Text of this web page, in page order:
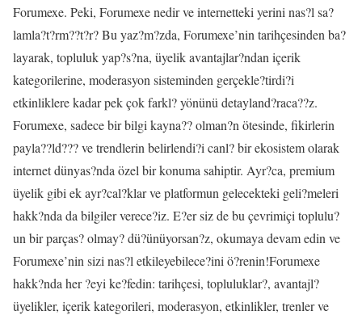
Forumexe. Peki, Forumexe nedir ve internetteki yerini nas?l sa?
lamla?t?rm??t?r? Bu yaz?m?zda, Forumexe’nin tarihçesinden ba?
layarak, topluluk yap?s?na, üyelik avantajlar?ndan içerik
kategorilerine, moderasyon sisteminden gerçekle?tirdi?i
etkinliklere kadar pek çok farkl? yönünü detayland?raca??z.
Forumexe, sadece bir bilgi kayna?? olman?n ötesinde, fikirlerin
payla??ld??? ve trendlerin belirlendi?i canl? bir ekosistem olarak
internet dünyas?nda özel bir konuma sahiptir. Ayr?ca, premium
üyelik gibi ek ayr?cal?klar ve platformun gelecekteki geli?meleri
hakk?nda da bilgiler verece?iz. E?er siz de bu çevrimiçi toplulu?
un bir parças? olmay? dü?ünüyorsan?z, okumaya devam edin ve
Forumexe’nin sizi nas?l etkileyebilece?ini ö?renin!Forumexe
hakk?nda her ?eyi ke?fedin: tarihçesi, topluluklar?, avantajl?
üyelikler, içerik kategorileri, moderasyon, etkinlikler, trenler ve